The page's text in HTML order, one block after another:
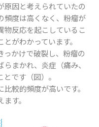
原因と考えられていたの
頻度は高くなく、粉瘤が
物反応を起こしているこ
がわかっています。
っかけで破裂し、粉瘤の
まかれ、炎症（痛み、
です（図）。
較的頻度が高いです。
す。